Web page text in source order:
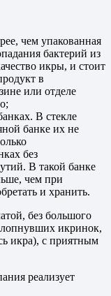
чем упакованная
бактерий из
икры, и стоит
в
или отделе
В стекле
банке их не
без
В такой банке
чем при
и хранить.
без большого
лопнувших икринок,
икра), с приятным
реализует